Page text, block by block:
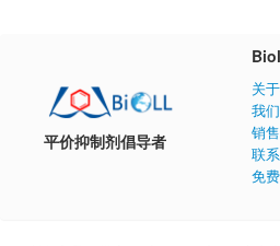
平价抑制剂倡导者
关
我
销
联
免